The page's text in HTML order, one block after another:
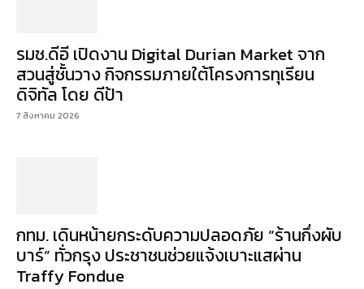
รมช.ดีอี เปิดงาน Digital Durian Market จาก
สวนสู่ชั้นวาง กิจกรรมภายใต้โครงการทุเรียน
ดิจิทัล โดย ดีป้า
7 สิงหาคม 2026
กทม. เดินหน้ายกระดับความปลอดภัย “ร้านกึ่งผับ
บาร์” ทั่วกรุง ประชาชนช่วยแจ้งเบาะแสผ่าน
Traffy Fondue